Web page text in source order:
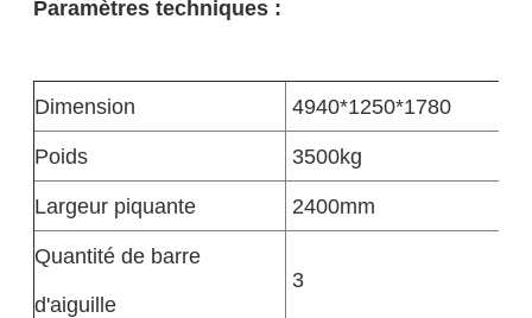
Paramètres techniques :
Dimension
4940*1250*1780
Poids
3500kg
Largeur piquante
2400mm
Quantité de barre
d'aiguille
3